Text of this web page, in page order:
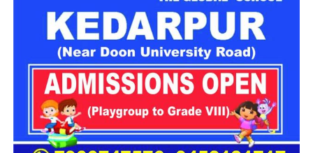
अलग-अलग लोगों के सामने बदलता था अपनी
पूछताछ में ये बात सामने आई कि आरोपी अलग-अलग लोगों के सामने अपनी
पहचान बदलता था। कभी वो खुद को गृह मंत्रालय का अधिकारी बताता,
कभी रक्षा मंत्रालय से जुड़ा अफसर और कभी भारतीय सेना का वरिष्ठ
अधिकारी होने का दावा करता था।